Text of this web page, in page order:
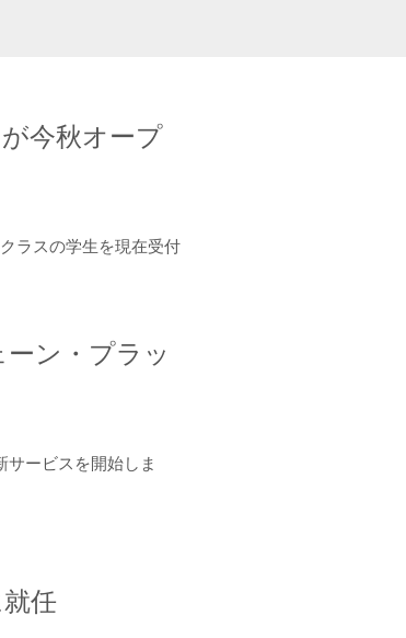
今秋オープ
ラスの学生を現在受付
ン・プラッ
サービスを開始しま
任